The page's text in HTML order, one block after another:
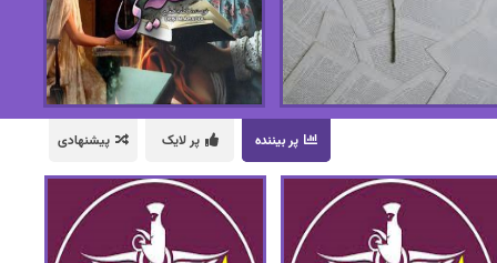
پر بیننده پر لایک پیشنهادی